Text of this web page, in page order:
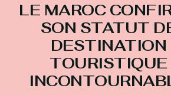
LE MAROC
SON STATUT
DESTINATION
TOURISTIQUE